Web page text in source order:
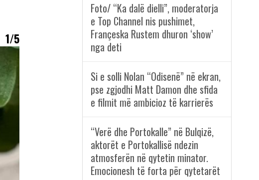
1/5
Foto/ “Ka dalë dielli”, moderatorja
e Top Channel nis pushimet,
Françeska Rustem dhuron ‘show’
nga deti
Si e solli Nolan “Odisenë” në ekran,
pse zgjodhi Matt Damon dhe sfida
e filmit më ambicioz të karrierës
“Verë dhe Portokalle” në Bulqizë,
aktorët e Portokallisë ndezin
atmosferën në qytetin minator.
Emocionesh të forta për qytetarët